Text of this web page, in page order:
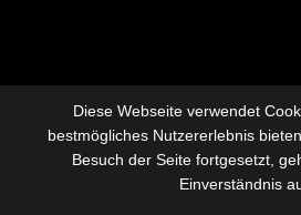
Diese Webseite verwendet
bestmögliches Nutzererlebnis
Besuch der Seite fortgesetzt,
Einverständnis